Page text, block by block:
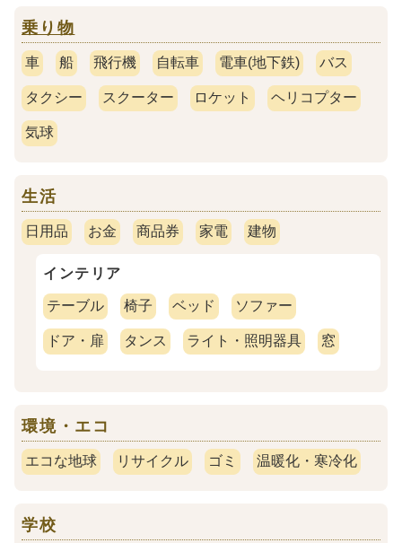
乗り物
車 船 飛行機 自転車 電車(地下鉄) バス
タクシー スクーター ロケット ヘリコプター
気球
生活
日用品 お金 商品券 家電 建物
インテリア
テーブル 椅子 ベッド ソファー
ドア・扉 タンス ライト・照明器具 窓
環境・エコ
エコな地球 リサイクル ゴミ 温暖化・寒冷化
学校